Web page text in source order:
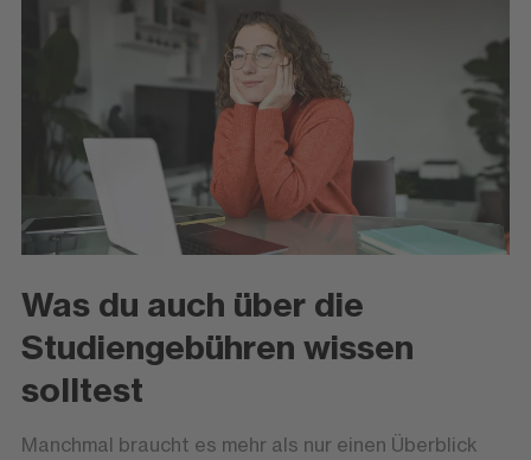
Was du auch über die
Studiengebühren wissen
solltest
Manchmal braucht es mehr als nur einen Überblick